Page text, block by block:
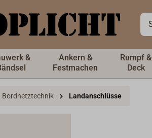
&
Ankern &
Festmachen
Rumpf &
Deck
Bordnetztechnik Landanschlüsse